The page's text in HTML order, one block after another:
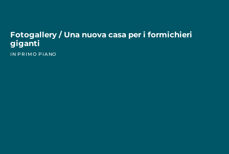
Fotogallery / Una nuova casa per i formichieri
giganti
IN PRIMO PIANO